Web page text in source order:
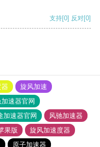
支持[0] 反对[0]
旋风加速
速器官网
加速器官网
风驰加速器
果版
旋风加速度器
原子加速器